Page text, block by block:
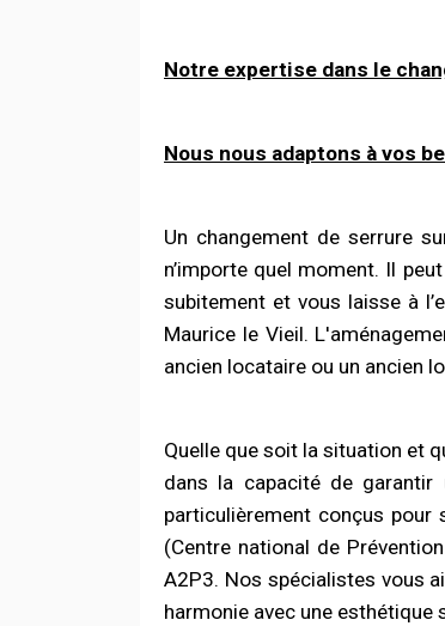
Notre expertise dans le
Nous nous adaptons à vos
Un changement de serrure
n’importe quel moment. Il
subitement et vous laisse à
Maurice le Vieil.
ancien locataire ou un ancien
Quelle que soit la situation et
dans la capacité de garantir
particulièrement conçus
(Centre national de
A2P3. Nos spécialistes vous
harmonie avec une esthétique